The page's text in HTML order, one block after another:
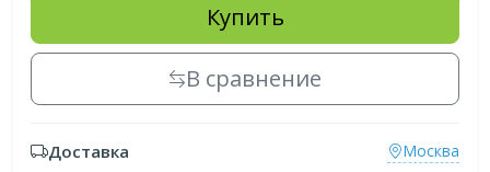
Купить
В сравнение
Доставка Москва